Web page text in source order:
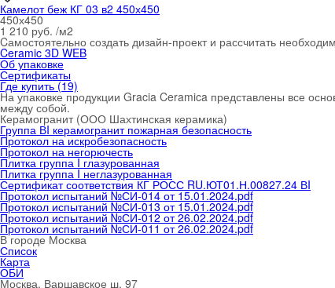
Камелот беж КГ 03 в2 450х450
450х450
1 210 руб. /м2
Cамостоятельно создать дизайн-проект и рассчитать
Ceramic 3D WEB
Об упаковке
Сертификаты
Где купить (19)
На упаковке продукции Gracia Ceramica представлены все
между собой.
Керамогранит (ООО Шахтинская керамика)
Группа ВI керамогранит пожарная безопасность
Протокол на искробезопасность
Протокол на негорючесть
Плитка группа I глазурованная
Плитка группа I неглазурованная
Сертификат соответствия КГ РОСС RU.ЮТ01.Н.00827.24 ВI
Протокол испытаний №СИ-014 от 15.01.2024.pdf
Протокол испытаний №СИ-013 от 15.01.2024.pdf
Протокол испытаний №СИ-012 от 26.02.2024.pdf
Протокол испытаний №СИ-011 от 26.02.2024.pdf
В городеМосква
Список
Карта
ОБИ
Москва, Варшавское ш, 97